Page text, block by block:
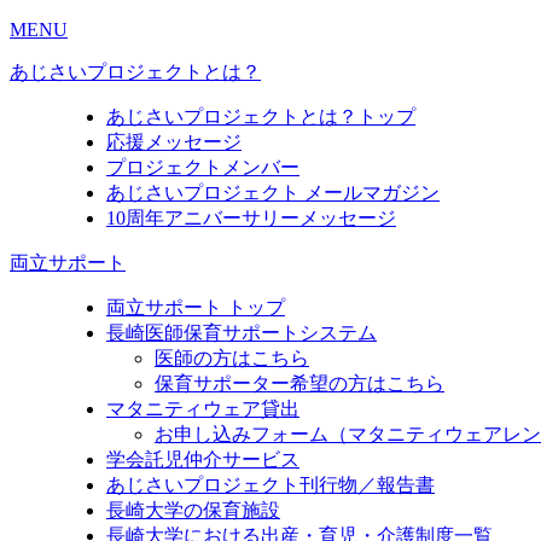
MENU
あじさいプロジェクトとは？
あじさいプロジェクトとは？トップ
応援メッセージ
プロジェクトメンバー
あじさいプロジェクト メールマガジン
10周年アニバーサリーメッセージ
両立サポート
両立サポート トップ
長崎医師保育サポートシステム
医師の方はこちら
保育サポーター希望の方はこちら
マタニティウェア貸出
お申し込みフォーム（マタニティウェアレン
学会託児仲介サービス
あじさいプロジェクト刊行物／報告書
長崎大学の保育施設
長崎大学における出産・育児・介護制度一覧